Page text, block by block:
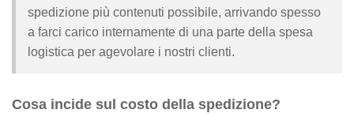
spedizione più contenuti possibile, arrivando spesso
a farci carico internamente di una parte della spesa
logistica per agevolare i nostri clienti.
Cosa incide sul costo della spedizione?